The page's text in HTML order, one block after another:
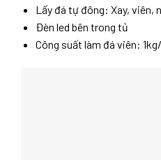
Lấy đá tự đông: Xay, viên,
Đèn led bên trong tủ
Công suất làm đá viên: